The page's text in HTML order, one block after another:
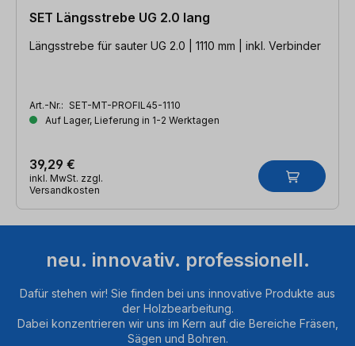
SET Längsstrebe UG 2.0 lang
Längsstrebe für sauter UG 2.0 | 1110 mm | inkl. Verbinder
Art.-Nr.: SET-MT-PROFIL45-1110
Auf Lager, Lieferung in 1-2 Werktagen
39,29 €
inkl. MwSt. zzgl.
Versandkosten
neu. innovativ. professionell.
Dafür stehen wir! Sie finden bei uns innovative Produkte aus
der Holzbearbeitung.
Dabei konzentrieren wir uns im Kern auf die Bereiche Fräsen,
Sägen und Bohren.